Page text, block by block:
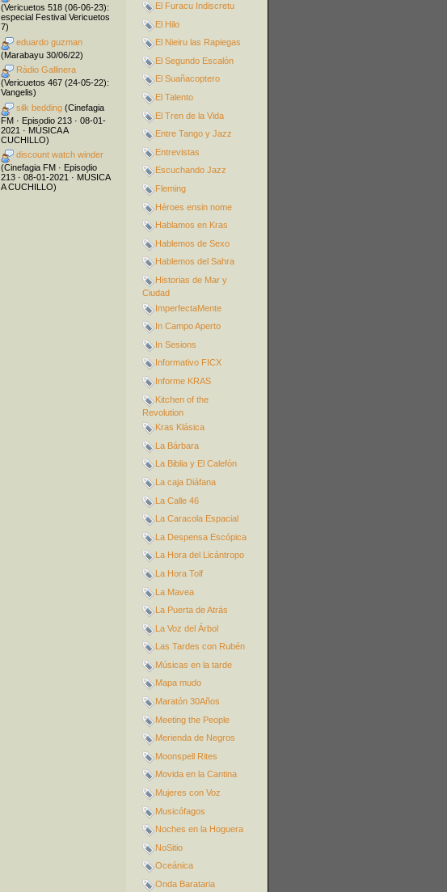
El Furacu Indiscretu
El Hilo
El Nieiru las Rapiegas
El Segundo Escalón
El Suañacoptero
El Talento
El Tren de la Vida
Entre Tango y Jazz
Entrevistas
Escuchando Jazz
Fleming
Héroes ensin nome
Hablamos en Kras
Hablemos de Sexo
Hablemos del Sahra
Historias de Mar y
Ciudad
ImperfectaMente
In Campo Aperto
In Sesions
Informativo FICX
Informe KRAS
Kitchen of the
Revolution
Kras Klásica
La Bárbara
La Biblia y El Calefón
La caja Diáfana
La Calle 46
La Caracola Espacial
La Despensa Escópica
La Hora del Licántropo
La Hora Tolf
La Mavea
La Puerta de Atrás
La Voz del Árbol
Las Tardes con Rubén
Músicas en la tarde
Mapa mudo
Maratón 30Años
Meeting the People
Merienda de Negros
Moonspell Rites
Movida en la Cantina
Mujeres con Voz
Musicófagos
Noches en la Hoguera
NoSitio
Oceánica
Onda Barataria
(Vericuetos 518 (06-06-23):
especial Festival Vericuetos
7)
eduardo guzman
(Marabayu 30/06/22)
Ràdio Gallinera
(Vericuetos 467 (24-05-22):
Vangelis)
silk bedding (Cinefagia
FM · Episodio 213 · 08-01-
2021 · MÚSICA A
CUCHILLO)
discount watch winder
(Cinefagia FM · Episodio
213 · 08-01-2021 · MÚSICA
A CUCHILLO)